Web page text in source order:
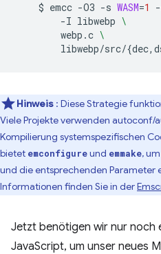
$ emcc -O3 -s WASM=1
-I libwebp \
webp.c \
libwebp/src/{
Hinweis : Diese Strategie
Viele Projekte verwenden autoconf/
Kompilierung systemspezifischen
bietet emconfigureund emmake,
und die entsprechenden Parameter
Informationen finden Sie in der
Jetzt benötigen wir nur noch
JavaScript, um unser neues